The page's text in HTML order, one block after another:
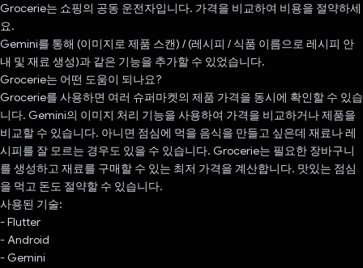
Grocerie는 쇼핑의 공동 운전자입니다. 가격을 비교하여 비용을 절약하세
요.
Gemini를 통해 (이미지로 제품 스캔) / (레시피 / 식품 이름으로 레시피 안
내 및 재료 생성)과 같은 기능을 추가할 수 있었습니다.
Grocerie는 어떤 도움이 되나요?
Grocerie를 사용하면 여러 슈퍼마켓의 제품 가격을 동시에 확인할 수 있습
니다. Gemini의 이미지 처리 기능을 사용하여 가격을 비교하거나 제품을
비교할 수 있습니다. 아니면 점심에 먹을 음식을 만들고 싶은데 재료나 레
시피를 잘 모르는 경우도 있을 수 있습니다. Grocerie는 필요한 장바구니
를 생성하고 재료를 구매할 수 있는 최저 가격을 계산합니다. 맛있는 점심
을 먹고 돈도 절약할 수 있습니다.
사용된 기술:
- Flutter
- Android
- Gemini